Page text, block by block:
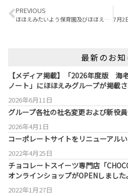
PREVIOUS
ほほえみたいよう保育園及びほほえみルーム（病児・病後児保育事業）がスタートしました。
最新のお知
【メディア掲載】「2026年度版 海
ノート」にほほえみグループが掲載
2026年6月11日
グループ各社の社名変更および新役
2026年4月1日
コーポレートサイトをリニューアル
2022年4月25日
チョコレートスイーツ専門店「
オンラインショップがOPENしました
2022年1月27日